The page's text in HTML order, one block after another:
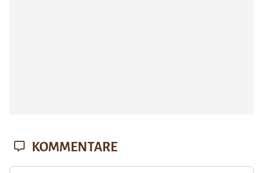
KOMMENTARE